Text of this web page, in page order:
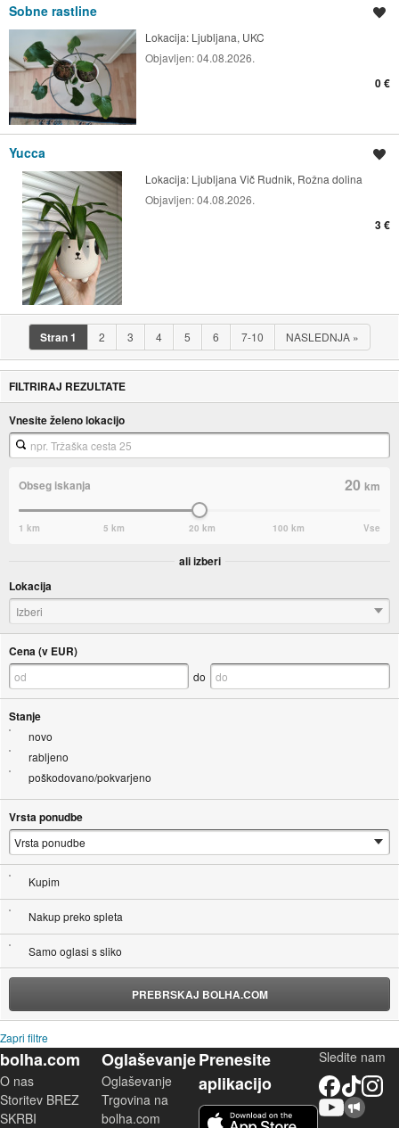
Sobne rastline
Lokacija: Ljubljana, UKC
Objavljen:04.08.2026.
0 €
Yucca
Lokacija: Ljubljana Vič Rudnik, Rožna dolina
Objavljen:04.08.2026.
3 €
Stran1 2 3 4 5 6 7-10 NASLEDNJA »
FILTRIRAJ REZULTATE
Vnesite želeno lokacijo
Obseg iskanja 20km
1 km 5 km 20 km 100 km Vse
ali izberi
Lokacija
Izberi
Cena (v EUR)
do
Stanje
novo
rabljeno
poškodovano/pokvarjeno
Vrsta ponudbe
Kupim
Nakup preko spleta
Samo oglasi s sliko
PREBRSKAJ BOLHA.COM
Zapri filtre
bolha.com
O nas
Storitev BREZ
SKRBI
Oglaševanje
Oglaševanje
Trgovina na
bolha.com
Prenesite
aplikacijo
Sledite nam